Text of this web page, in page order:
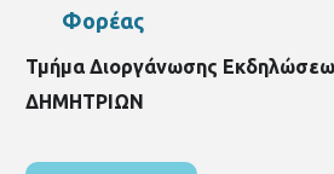
Φορέας
Τμήμα Διοργάνωσης
ΔΗΜΗΤΡΙΩΝ